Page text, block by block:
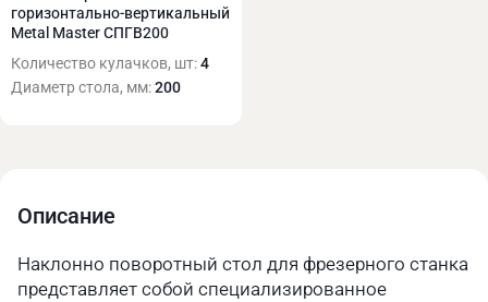
горизонтально-вертикальный
Metal Master СПГВ200
Количество кулачков, шт:4
Диаметр стола, мм:200
Описание
Наклонно поворотный стол для фрезерного станка
представляет собой специализированное